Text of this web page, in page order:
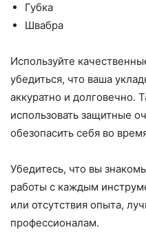
Губка
Швабра
Используйте
убедиться, что ваша
аккуратно и долговечно.
использовать защитные
обезопасить себя во
Убедитесь, что вы
работы с каждым
или отсутствия опыта,
профессионалам.